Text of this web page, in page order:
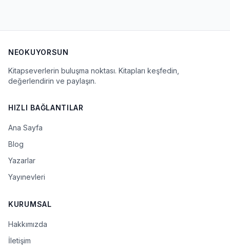
NEOKUYORSUN
Kitapseverlerin buluşma noktası. Kitapları keşfedin,
değerlendirin ve paylaşın.
HIZLI BAĞLANTILAR
Ana Sayfa
Blog
Yazarlar
Yayınevleri
KURUMSAL
Hakkımızda
İletişim